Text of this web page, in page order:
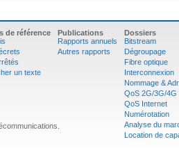
de référence
un texte
Publications
Rapports annuels
Autres rapports
Dossiers
Bitstream
Dégroupage
Fibre optique
Interconnexion
Nommage &
QoS 2G/3G/4G
QoS Internet
Numérotation
Analyse du
Location de